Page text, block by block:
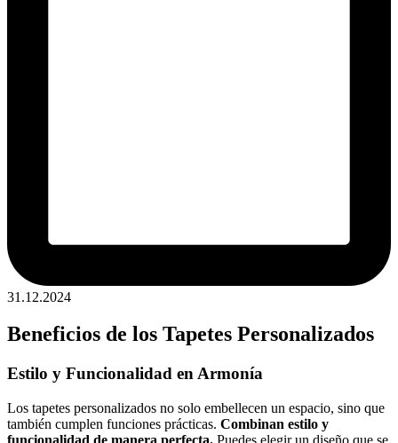
31.12.2024
Beneficios de los Tapetes Personalizados
Estilo y Funcionalidad en Armonía
Los tapetes personalizados no solo embellecen un espacio, sino que
también cumplen funciones prácticas. Combinan estilo y
funcionalidad de manera perfecta. Puedes elegir un diseño que se